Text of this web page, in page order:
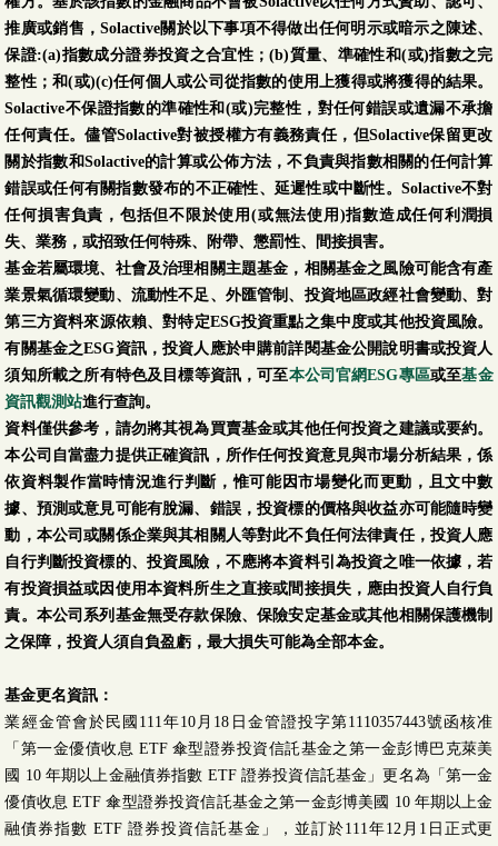
推廣或銷售，Solactive關於以下事項不得做出任何明示或暗示之陳述、
保證:(a)指數成分證券投資之合宜性；(b)質量、準確性和(或)指數之完
整性；和(或)(c)任何個人或公司從指數的使用上獲得或將獲得的結果。
Solactive不保證指數的準確性和(或)完整性，對任何錯誤或遺漏不承擔
任何責任。儘管Solactive對被授權方有義務責任，但Solactive保留更改
關於指數和Solactive的計算或公佈方法，不負責與指數相關的任何計算
錯誤或任何有關指數發布的不正確性、延遲性或中斷性。Solactive不對
任何損害負責，包括但不限於使用(或無法使用)指數造成任何利潤損
失、業務，或招致任何特殊、附帶、懲罰性、間接損害。
基金若屬環境、社會及治理相關主題基金，相關基金之風險可能含有產
業景氣循環變動、流動性不足、外匯管制、投資地區政經社會變動、對
第三方資料來源依賴、對特定ESG投資重點之集中度或其他投資風險。
有關基金之ESG資訊，投資人應於申購前詳閱基金公開說明書或投資人
須知所載之所有特色及目標等資訊，可至本公司官網ESG專區或至基金
資訊觀測站進行查詢。
資料僅供參考，請勿將其視為買賣基金或其他任何投資之建議或要約。
本公司自當盡力提供正確資訊，所作任何投資意見與市場分析結果，係
依資料製作當時情況進行判斷，惟可能因市場變化而更動，且文中數
據、預測或意見可能有脫漏、錯誤，投資標的價格與收益亦可能隨時變
動，本公司或關係企業與其相關人等對此不負任何法律責任，投資人應
自行判斷投資標的、投資風險，不應將本資料引為投資之唯一依據，若
有投資損益或因使用本資料所生之直接或間接損失，應由投資人自行負
責。本公司系列基金無受存款保險、保險安定基金或其他相關保護機制
之保障，投資人須自負盈虧，最大損失可能為全部本金。
基金更名資訊：
業經金管會於民國111年10月18日金管證投字第1110357443號函核准
「第一金優債收息 ETF 傘型證券投資信託基金之第一金彭博巴克萊美
國 10 年期以上金融債券指數 ETF 證券投資信託基金」更名為「第一金
優債收息 ETF 傘型證券投資信託基金之第一金彭博美國 10 年期以上金
融債券指數 ETF 證券投資信託基金」，並訂於111年12月1日正式更